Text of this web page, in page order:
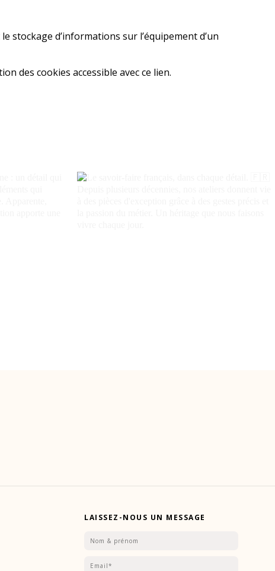
stockage d’informations sur l’équipement d’un
des cookies accessible avec ce lien.
LAISSEZ-NOUS UN MESSAGE